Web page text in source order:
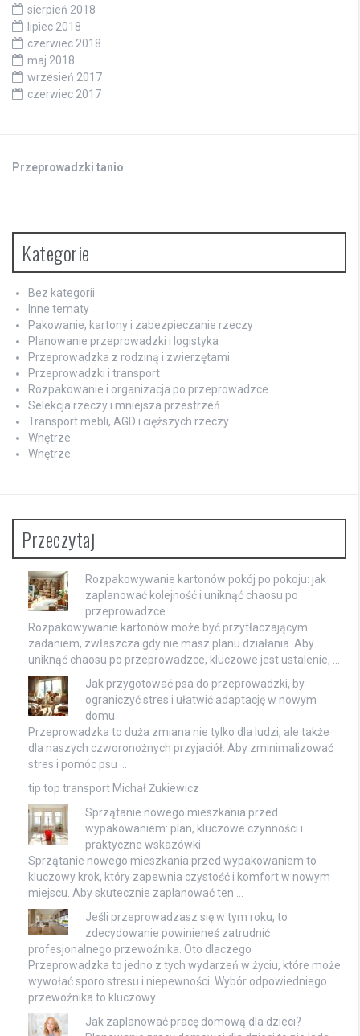
sierpień 2018
lipiec 2018
czerwiec 2018
maj 2018
wrzesień 2017
czerwiec 2017
Przeprowadzki tanio
Kategorie
Bez kategorii
Inne tematy
Pakowanie, kartony i zabezpieczanie rzeczy
Planowanie przeprowadzki i logistyka
Przeprowadzka z rodziną i zwierzętami
Przeprowadzki i transport
Rozpakowanie i organizacja po przeprowadzce
Selekcja rzeczy i mniejsza przestrzeń
Transport mebli, AGD i cięższych rzeczy
Wnętrze
Wnętrze
Przeczytaj
Rozpakowywanie kartonów pokój po pokoju: jak
zaplanować kolejność i uniknąć chaosu po
przeprowadzce
Rozpakowywanie kartonów może być przytłaczającym
zadaniem, zwłaszcza gdy nie masz planu działania. Aby
uniknąć chaosu po przeprowadzce, kluczowe jest ustalenie, …
Jak przygotować psa do przeprowadzki, by
ograniczyć stres i ułatwić adaptację w nowym
domu
Przeprowadzka to duża zmiana nie tylko dla ludzi, ale także
dla naszych czworonożnych przyjaciół. Aby zminimalizować
stres i pomóc psu …
tip top transport Michał Żukiewicz
Sprzątanie nowego mieszkania przed
wypakowaniem: plan, kluczowe czynności i
praktyczne wskazówki
Sprzątanie nowego mieszkania przed wypakowaniem to
kluczowy krok, który zapewnia czystość i komfort w nowym
miejscu. Aby skutecznie zaplanować ten …
Jeśli przeprowadzasz się w tym roku, to
zdecydowanie powinieneś zatrudnić
profesjonalnego przewoźnika. Oto dlaczego
Przeprowadzka to jedno z tych wydarzeń w życiu, które może
wywołać sporo stresu i niepewności. Wybór odpowiedniego
przewoźnika to kluczowy …
Jak zaplanować pracę domową dla dzieci?